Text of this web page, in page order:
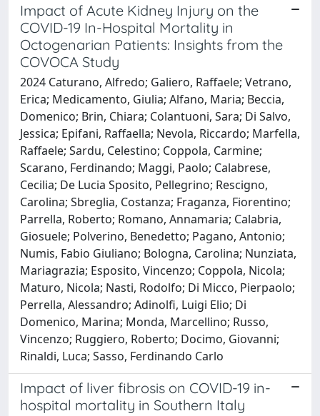
Impact of Acute Kidney Injury on the
COVID-19 In-Hospital Mortality in
Octogenarian Patients: Insights from the
COVOCA Study
2024 Caturano, Alfredo; Galiero, Raffaele; Vetrano,
Erica; Medicamento, Giulia; Alfano, Maria; Beccia,
Domenico; Brin, Chiara; Colantuoni, Sara; Di Salvo,
Jessica; Epifani, Raffaella; Nevola, Riccardo; Marfella,
Raffaele; Sardu, Celestino; Coppola, Carmine;
Scarano, Ferdinando; Maggi, Paolo; Calabrese,
Cecilia; De Lucia Sposito, Pellegrino; Rescigno,
Carolina; Sbreglia, Costanza; Fraganza, Fiorentino;
Parrella, Roberto; Romano, Annamaria; Calabria,
Giosuele; Polverino, Benedetto; Pagano, Antonio;
Numis, Fabio Giuliano; Bologna, Carolina; Nunziata,
Mariagrazia; Esposito, Vincenzo; Coppola, Nicola;
Maturo, Nicola; Nasti, Rodolfo; Di Micco, Pierpaolo;
Perrella, Alessandro; Adinolfi, Luigi Elio; Di
Domenico, Marina; Monda, Marcellino; Russo,
Vincenzo; Ruggiero, Roberto; Docimo, Giovanni;
Rinaldi, Luca; Sasso, Ferdinando Carlo
Impact of liver fibrosis on COVID-19 in-
hospital mortality in Southern Italy